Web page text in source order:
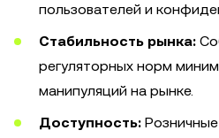
пользователей и
Стабильность рынка:
регуляторных норм
манипуляций на рынке.
Доступность: